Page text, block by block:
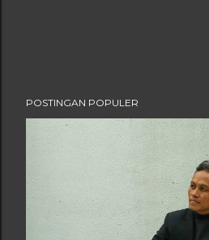
POSTINGAN POPULER